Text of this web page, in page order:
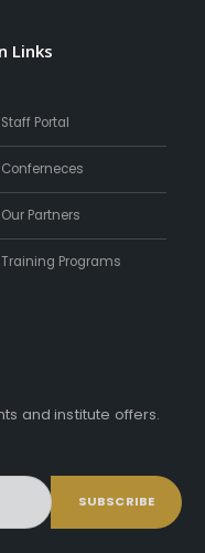
Links
Staff Portal
Conferneces
Our Partners
Training Programs
and institute offers.